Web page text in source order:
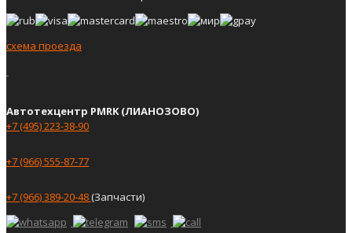
схема проезда
Автотехцентр PMRK (ЛИАНОЗОВО)
+7 (495) 223-38-90
+7 (966) 555-87-77
+7 (966) 389-20-48(Запчасти)